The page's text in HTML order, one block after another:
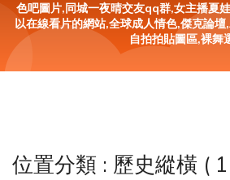
色吧圖片,同城一夜晴交友qq群,女主播夏
以在線看片的網站,全球成人情色,傑克論
自拍拍貼圖區,裸舞
位置分類 : 歷史縱橫 (